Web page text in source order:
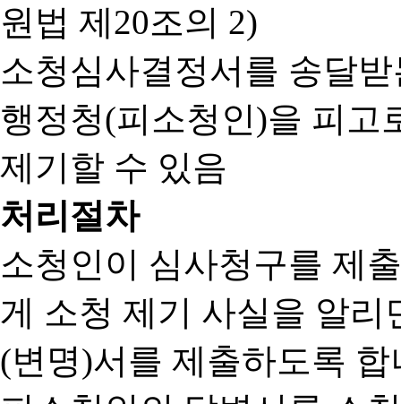
원법 제20조의 2)
소청심사결정서를 송달
행정청(피소청인)을 피고
제기할 수 있음
처리절차
소청인이 심사청구를 제
게 소청 제기 사실을 알
(변명)서를 제출하도록 합